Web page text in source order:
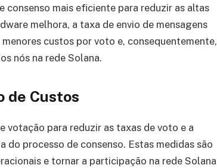
consenso mais eficiente para reduzir as altas
melhora, a taxa de envio de mensagens
custos por voto e, consequentemente,
nós na rede Solana.
de Custos
votação para reduzir as taxas de voto e a
processo de consenso. Estas medidas são
e tornar a participação na rede Solana